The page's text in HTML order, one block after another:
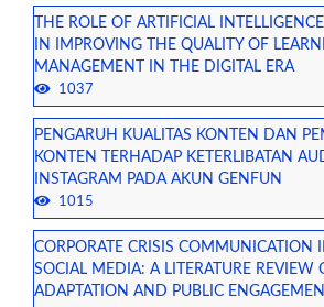
THE ROLE OF ARTIFICIAL
IN IMPROVING THE QUALITY OF
MANAGEMENT IN THE DIGITAL ERA
1037
PENGARUH KUALITAS KONTEN DAN
KONTEN TERHADAP KETERLIBATAN
INSTAGRAM PADA AKUN GENFUN
1015
CORPORATE CRISIS COMMUNICATION
SOCIAL MEDIA: A LITERATURE REVIEW
ADAPTATION AND PUBLIC